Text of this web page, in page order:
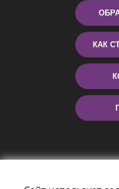
КАК